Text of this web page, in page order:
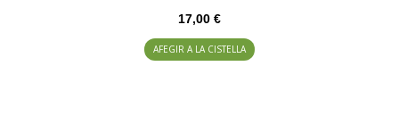
17,00 €
AFEGIR A LA CISTELLA